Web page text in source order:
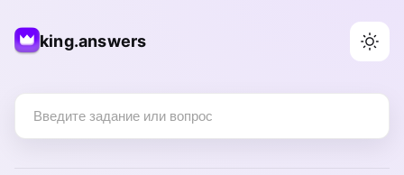
king.answers